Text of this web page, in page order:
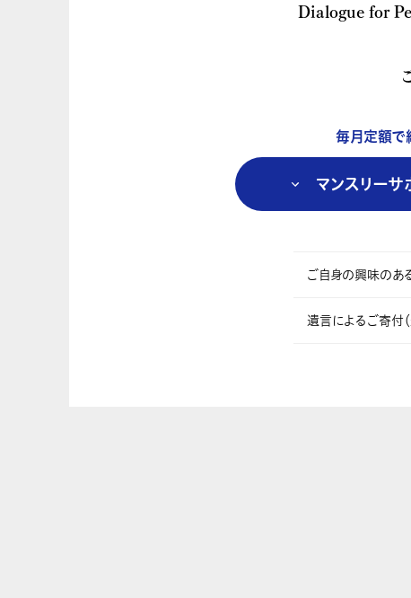
Dialogue for
毎月定額で
マンスリーサ
ご自身の興味のあ
遺言によるご寄付